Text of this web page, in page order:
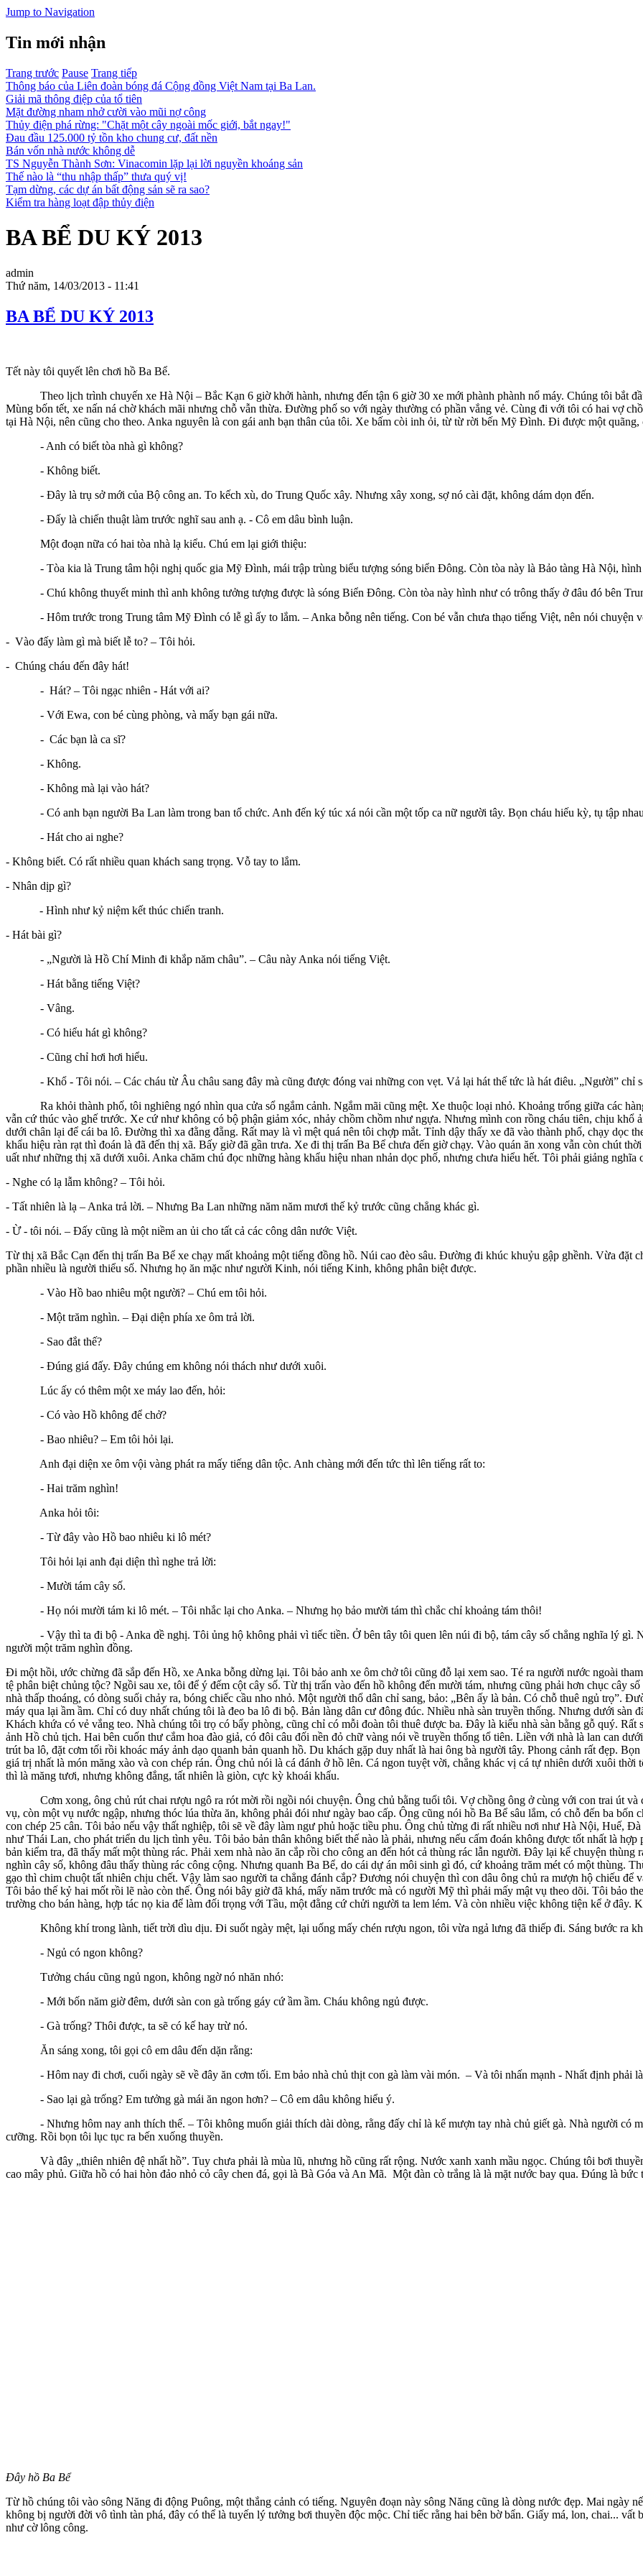
Jump to Navigation
Tin mới nhận
Trang trước Pause Trang tiếp
Thông báo của Liên đoàn bóng đá Cộng đồng Việt Nam tại Ba Lan.
Giải mã thông điệp của tổ tiên
Mặt đường nham nhở cười vào mũi nợ công
Thủy điện phá rừng: "Chặt một cây ngoài mốc giới, bắt ngay!"
Đau đầu 125.000 tỷ tồn kho chung cư, đất nền
Bán vốn nhà nước không dễ
TS Nguyễn Thành Sơn: Vinacomin lặp lại lời nguyền khoáng sản
Thế nào là “thu nhập thấp” thưa quý vị!
Tạm dừng, các dự án bất động sản sẽ ra sao?
Kiểm tra hàng loạt đập thủy điện
BA BỂ DU KÝ 2013
admin
Thứ năm, 14/03/2013 - 11:41
BA BỂ DU KÝ 2013
Tết này tôi quyết lên chơi hồ Ba Bể.
Theo lịch trình chuyến xe Hà Nội – Bắc Kạn 6 giờ khởi hành, nhưng đến tận 6 giờ 30 xe mới phành phành nổ máy. Chúng tôi bắt
Mùng bốn tết, xe nấn ná chờ khách mãi nhưng chỗ vẫn thừa. Đường phố so với ngày thường có phần vắng vẻ. Cùng đi với tôi có hai vợ
tại Hà Nội, nên cũng cho theo. Anka nguyên là con gái anh bạn thân của tôi. Xe bấm còi inh ỏi, từ từ rời bến Mỹ Đình. Đi được một
- Anh có biết tòa nhà gì không?
- Không biết.
- Đây là trụ sở mới của Bộ công an. To kếch xù, do Trung Quốc xây. Nhưng xây xong, sợ nó cài đặt, không dám dọn đến.
- Đấy là chiến thuật làm trước nghĩ sau anh ạ. - Cô em dâu bình luận.
Một đoạn nữa có hai tòa nhà lạ kiểu. Chú em lại giới thiệu:
- Tòa kia là Trung tâm hội nghị quốc gia Mỹ Đình, mái trập trùng biểu tượng sóng biển Đông. Còn tòa này là Bảo tàng Hà Nội, hình
- Chú không thuyết minh thì anh không tưởng tượng được là sóng Biển Đông. Còn tòa này hình như có trông thấy ở đâu đó bên
- Hôm trước trong Trung tâm Mỹ Đình có lễ gì ấy to lắm. – Anka bỗng nên tiếng. Con bé vẫn chưa thạo tiếng Việt, nên nói chuyện
- Vào đấy làm gì mà biết lễ to? – Tôi hỏi.
- Chúng cháu đến đây hát!
- Hát? – Tôi ngạc nhiên - Hát với ai?
- Với Ewa, con bé cùng phòng, và mấy bạn gái nữa.
- Các bạn là ca sĩ?
- Không.
- Không mà lại vào hát?
- Có anh bạn người Ba Lan làm trong ban tổ chức. Anh đến ký túc xá nói cần một tốp ca nữ người tây. Bọn cháu hiếu kỳ, tụ tập
- Hát cho ai nghe?
- Không biết. Có rất nhiều quan khách sang trọng. Vỗ tay to lắm.
- Nhân dịp gì?
- Hình như kỷ niệm kết thúc chiến tranh.
- Hát bài gì?
- „Người là Hồ Chí Minh đi khắp năm châu”. – Câu này Anka nói tiếng Việt.
- Hát bằng tiếng Việt?
- Vâng.
- Có hiểu hát gì không?
- Cũng chỉ hơi hơi hiểu.
- Khổ - Tôi nói. – Các cháu từ Âu châu sang đây mà cũng được đóng vai những con vẹt. Vả lại hát thế tức là hát điêu. „Người” chỉ
Ra khỏi thành phố, tôi nghiêng ngó nhìn qua cửa sổ ngắm cảnh. Ngắm mãi cũng mệt. Xe thuộc loại nhỏ. Khoảng trống giữa các
vẫn cứ thúc vào ghế trước. Xe cứ như không có bộ phận giảm xóc, nhảy chồm chồm như ngựa. Nhưng mình con rồng cháu tiên, chịu khổ
dưới chân lại để cái ba lô. Đường thì xa đằng đẵng. Rất may là vì mệt quá nên tôi chợp mắt. Tỉnh dậy thấy xe đã vào thành phố, chạy dọc
khẩu hiệu ràn rạt thì đoán là đã đến thị xã. Bấy giờ đã gần trưa. Xe đi thị trấn Ba Bể chưa đến giờ chạy. Vào quán ăn xong vẫn còn chút
uất như những thị xã dưới xuôi. Anka chăm chú đọc những hàng khẩu hiệu nhan nhản dọc phố, nhưng chưa hiểu hết. Tôi phải giảng nghĩa
- Nghe có lạ lẫm không? – Tôi hỏi.
- Tất nhiên là lạ – Anka trả lời. – Nhưng Ba Lan những năm năm mươi thế kỷ trước cũng chẳng khác gì.
- Ừ - tôi nói. – Đấy cũng là một niềm an ủi cho tất cả các công dân nước Việt.
Từ thị xã Bắc Cạn đến thị trấn Ba Bể xe chạy mất khoảng một tiếng đồng hồ. Núi cao đèo sâu. Đường đi khúc khuỷu gập ghềnh. Vừa đặt
phần nhiều là người thiểu số. Nhưng họ ăn mặc như người Kinh, nói tiếng Kinh, không phân biệt được.
- Vào Hồ bao nhiêu một người? – Chú em tôi hỏi.
- Một trăm nghìn. – Đại diện phía xe ôm trả lời.
- Sao đắt thế?
- Đúng giá đấy. Đây chúng em không nói thách như dưới xuôi.
Lúc ấy có thêm một xe máy lao đến, hỏi:
- Có vào Hồ không để chở?
- Bao nhiêu? – Em tôi hỏi lại.
Anh đại diện xe ôm vội vàng phát ra mấy tiếng dân tộc. Anh chàng mới đến tức thì lên tiếng rất to:
- Hai trăm nghìn!
Anka hỏi tôi:
- Từ đây vào Hồ bao nhiêu ki lô mét?
Tôi hỏi lại anh đại diện thì nghe trả lời:
- Mười tám cây số.
- Họ nói mười tám ki lô mét. – Tôi nhắc lại cho Anka. – Nhưng họ bảo mười tám thì chắc chỉ khoảng tám thôi!
- Vậy thì ta đi bộ - Anka đề nghị. Tôi ủng hộ không phải vì tiếc tiền. Ở bên tây tôi quen lên núi đi bộ, tám cây số chẳng nghĩa lý gì.
người một trăm nghìn đồng.
Đi một hồi, ước chừng đã sắp đến Hồ, xe Anka bỗng dừng lại. Tôi bảo anh xe ôm chở tôi cũng đỗ lại xem sao. Té ra người nước ngoài
tệ phân biệt chủng tộc? Ngồi sau xe, tôi để ý đếm cột cây số. Từ thị trấn vào đến hồ không đến mười tám, nhưng cũng phải hơn chục cây
nhà thấp thoáng, có dòng suối chảy ra, bóng chiếc cầu nho nhỏ. Một người thổ dân chỉ sang, bảo: „Bên ấy là bản. Có chỗ thuê ngủ trọ”.
máy qua lại ầm ầm. Chỉ có duy nhất chúng tôi là đeo ba lô đi bộ. Bản làng dân cư đông đúc. Nhiều nhà sàn truyền thống. Nhưng dưới sàn
Khách khứa có vẻ vắng teo. Nhà chúng tôi trọ có bẩy phòng, cũng chỉ có mỗi đoàn tôi thuê được ba. Đây là kiểu nhà sàn bằng gỗ quý. Rất
ảnh Hồ chủ tịch. Hai bên cuốn thư cắm hoa đào giả, có đôi câu đối nền đỏ chữ vàng nói về truyền thống tổ tiên. Liền với nhà là lan can
trút ba lô, đặt cơm tối rồi khoác máy ảnh dạo quanh bản quanh hồ. Du khách gặp duy nhất là hai ông bà người tây. Phong cảnh rất đẹp.
giá trị nhất là món măng xào và con chép rán. Ông chủ nói là cá đánh ở hồ lên. Cá ngon tuyệt vời, chẳng khác vị cá tự nhiên dưới xuôi
thì là măng tươi, nhưng không đắng, tất nhiên là giòn, cực kỳ khoái khẩu.
Cơm xong, ông chủ rút chai rượu ngô ra rót mời rồi ngồi nói chuyện. Ông chủ bằng tuổi tôi. Vợ chồng ông ở cùng với con trai út và
vụ, còn một vụ nước ngập, nhưng thóc lúa thừa ăn, không phải đói như ngày bao cấp. Ông cũng nói hồ Ba Bể sâu lắm, có chỗ đến ba bốn
con chép 25 cân. Tôi bảo nếu vậy thất nghiệp, tôi sẽ về đây làm ngư phủ hoặc tiều phu. Ông chủ từng đi rất nhiều nơi như Hà Nội, Huế,
như Thái Lan, cho phát triển du lịch tình yêu. Tôi bảo bản thân không biết thế nào là phải, nhưng nếu cấm đoán không được tốt nhất là
bản kiểm tra, đã thấy mất một thùng rác. Phải xem nhà nào ăn cắp rồi cho công an đến hót cả thùng rác lẫn người. Đây lại kể chuyện
nghìn cây số, không đâu thấy thùng rác công cộng. Nhưng quanh Ba Bể, do cái dự án môi sinh gì đó, cứ khoảng trăm mét có một thùng.
gạo thì chim chuột tất nhiên chịu chết. Vậy làm sao người ta chẳng đánh cắp? Đương nói chuyện thì con dâu ông chủ ra mượn hộ chiếu
Tôi bảo thế kỷ hai mốt rồi lẽ nào còn thế. Ông nói bây giờ đã khá, mấy năm trước mà có người Mỹ thì phải mấy mật vụ theo dõi. Tôi bảo
trường cho bán hàng, hợp tác nọ kia để làm đối trọng với Tầu, một đằng cứ chửi người ta lem lém. Và còn nhiều việc không tiện kể ở đây.
Không khí trong lành, tiết trời dìu dịu. Đi suốt ngày mệt, lại uống mấy chén rượu ngon, tôi vừa ngả lưng đã thiếp đi. Sáng bước ra
- Ngủ có ngon không?
Tưởng cháu cũng ngủ ngon, không ngờ nó nhăn nhó:
- Mới bốn năm giờ đêm, dưới sàn con gà trống gáy cứ ầm ầm. Cháu không ngủ được.
- Gà trống? Thôi được, ta sẽ có kế hay trừ nó.
Ăn sáng xong, tôi gọi cô em dâu đến dặn rằng:
- Hôm nay đi chơi, cuối ngày sẽ về đây ăn cơm tối. Em bảo nhà chủ thịt con gà làm vài món. – Và tôi nhấn mạnh - Nhất định phải là
- Sao lại gà trống? Em tưởng gà mái ăn ngon hơn? – Cô em dâu không hiểu ý.
- Nhưng hôm nay anh thích thế. – Tôi không muốn giải thích dài dòng, rằng đấy chỉ là kế mượn tay nhà chủ giết gà. Nhà người có
cưỡng. Rồi bọn tôi lục tục ra bến xuống thuyền.
Và đây „thiên nhiên đệ nhất hồ”. Tuy chưa phải là mùa lũ, nhưng hồ cũng rất rộng. Nước xanh xanh mầu ngọc. Chúng tôi bơi
cao mây phủ. Giữa hồ có hai hòn đảo nhỏ cỏ cây chen đá, gọi là Bà Góa và An Mã. Một đàn cò trắng là là mặt nước bay qua. Đúng là bức
Đây hồ Ba Bể
Từ hồ chúng tôi vào sông Năng đi động Puông, một thắng cảnh có tiếng. Nguyên đoạn này sông Năng cũng là dòng nước đẹp. Mai ngày
không bị người đời vô tình tàn phá, đây có thể là tuyến lý tưởng bơi thuyền độc mộc. Chỉ tiếc rằng hai bên bờ bẩn. Giấy má, lon, chai...
như cờ lông công.